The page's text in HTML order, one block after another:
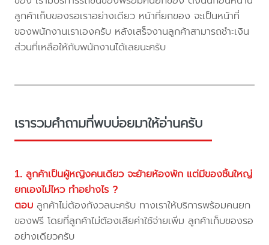
ลูกค้าเก็บของรอเราอย่างเดียว หน้าที่ยกของ จะเป็นหน้าที่
ของพนักงานเราเองครับ หลังเสร็จงานลูกค้าสามารถชำะเงิน
ส่วนที่เหลือให้กับพนักงานได้เลยนะครับ
เรารวมคำถามที่พบบ่อยมาให้อ่านครับ
1. ลูกค้าเป็นผู้หญิงคนเดียว จะย้ายห้องพัก แต่มีของชิ้นใหญ่
ยกเองไม่ไหว ทำอย่างไร ?
ตอบ ลูกค้าไม่ต้องกังวลนะครับ ทางเราให้บริการพร้อมคนยก
ของฟรี โดยที่ลูกค้าไม่ต้องเสียค่าใช้จ่ายเพิ่ม ลูกค้าเก็บของรอ
อย่างเดียวครับ